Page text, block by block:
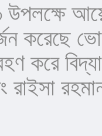
উপলক্ষে
করেছে
করে